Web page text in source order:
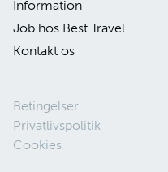
Information
Job hos Best Travel
Kontakt os
Betingelser
Privatlivspolitik
Cookies